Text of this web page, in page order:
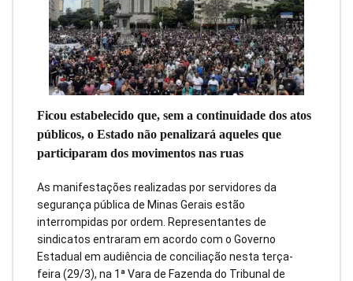
Ficou estabelecido que, sem a continuidade dos atos
públicos, o Estado não penalizará aqueles que
participaram dos movimentos nas ruas
As manifestações realizadas por servidores da
segurança pública de Minas Gerais estão
interrompidas por ordem. Representantes de
sindicatos entraram em acordo com o Governo
Estadual em audiência de conciliação nesta terça-
feira (29/3), na 1ª Vara de Fazenda do Tribunal de